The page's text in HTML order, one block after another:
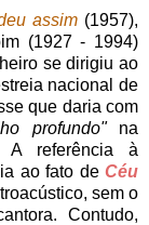
assim(1957),
(1927 - 1994)
se dirigiu ao
nacional de
que daria com
profundo"na
A referência à
ao fato de Céu
sem o
Contudo,